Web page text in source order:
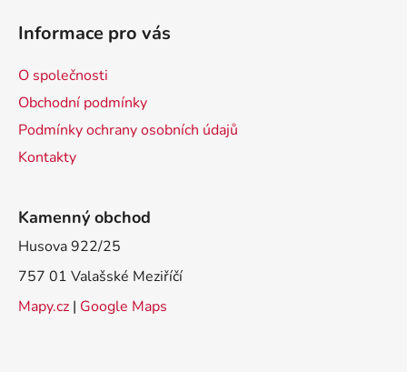
Informace pro vás
O společnosti
Obchodní podmínky
Podmínky ochrany osobních údajů
Kontakty
Kamenný obchod
Husova 922/25
757 01 Valašské Meziříčí
Mapy.cz | Google Maps